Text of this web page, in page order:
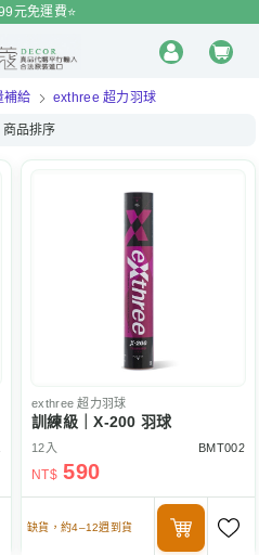
元免運費⭐️
補給 exthree 超力羽球
商品排序
exthree 超力羽球
訓練級｜X-200 羽球
12入 BMT002
NT$ 590
缺貨，約4–12週到貨